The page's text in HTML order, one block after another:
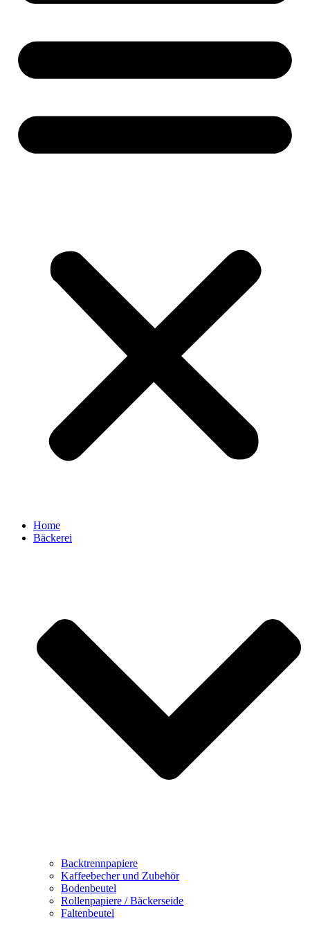
Home
Bäckerei
Backtrennpapiere
Kaffeebecher und Zubehör
Bodenbeutel
Rollenpapiere / Bäckerseide
Faltenbeutel